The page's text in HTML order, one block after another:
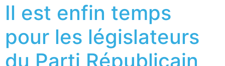
Il est enfin temps
pour les législateurs
du Parti Républicain